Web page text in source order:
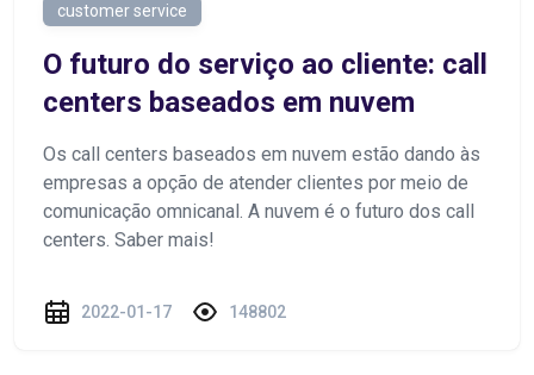
customer service
O futuro do serviço ao cliente: call
centers baseados em nuvem
Os call centers baseados em nuvem estão dando às
empresas a opção de atender clientes por meio de
comunicação omnicanal. A nuvem é o futuro dos call
centers. Saber mais!
2022-01-17 148802